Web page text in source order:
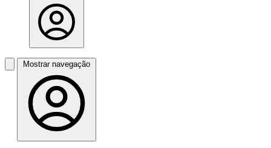
Mostrar navegação